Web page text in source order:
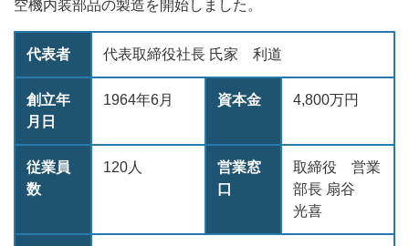
空機内装部品の製造を開始しました。
代表者 代表取締役社長 氏家 利道
創立年
月日
1964年6月 資本金 4,800万円
従業員
数
120人
営業窓
口
取締役 営業
部長 扇谷
光喜